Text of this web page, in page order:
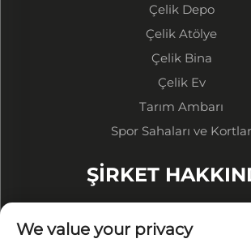
Çelik Depo
Çelik Atölye
Çelik Bina
Çelik Ev
Tarım Ambarı
Spor Sahaları ve Kortlar
ŞİRKET
Fabrika Ekranı
We value your privacy